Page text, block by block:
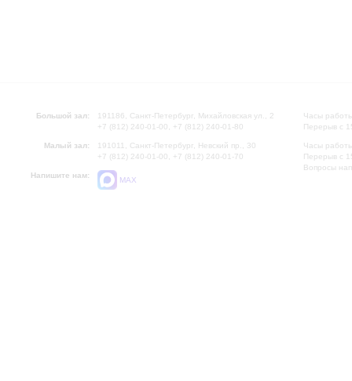
Большой зал:
191186, Санкт-Петербург, Михайловская ул., 2
+7 (812) 240-01-00, +7 (812) 240-01-80
Малый зал:
191011, Санкт-Петербург, Невский пр., 30
+7 (812) 240-01-00, +7 (812) 240-01-70
Напишите нам:
MAX
Часы
Перерыв с
Часы
Перерыв с
Вопросы